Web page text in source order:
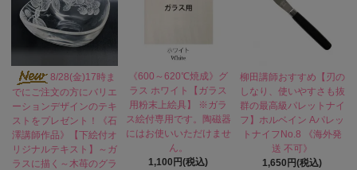
8/28(金)17時ま
でにご注文の方にバリエ
ーションデザインのテキ
ストをプレゼント！《石
澤講師作品》【下絵付オ
リジナルテキスト】～ガ
ラスに描く～木苺のグラ
《600～620℃焼成》グ
ラス ホワイト【ガラス
用粉末上絵具】 ※ガラ
ス絵付専用です。陶磁器
にはお使いいただけませ
ん。
1,100円(税込)
柳田講師おすすめ【刃の
しなり、使いやすさも抜
群の最高級パレットナイ
フ】ホルベイン Aパレッ
トナイフNo.8 《海外発
送 不可》
1,650円(税込)